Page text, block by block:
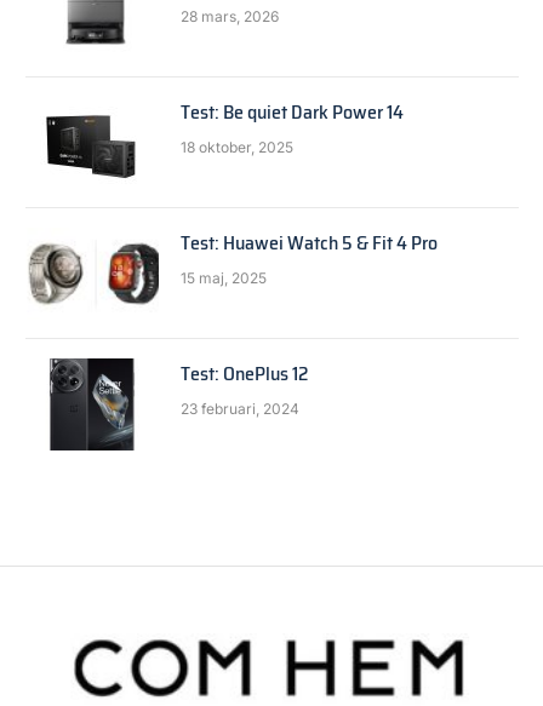
28 mars, 2026
Test: Be quiet Dark Power 14
18 oktober, 2025
Test: Huawei Watch 5 & Fit 4 Pro
15 maj, 2025
Test: OnePlus 12
23 februari, 2024